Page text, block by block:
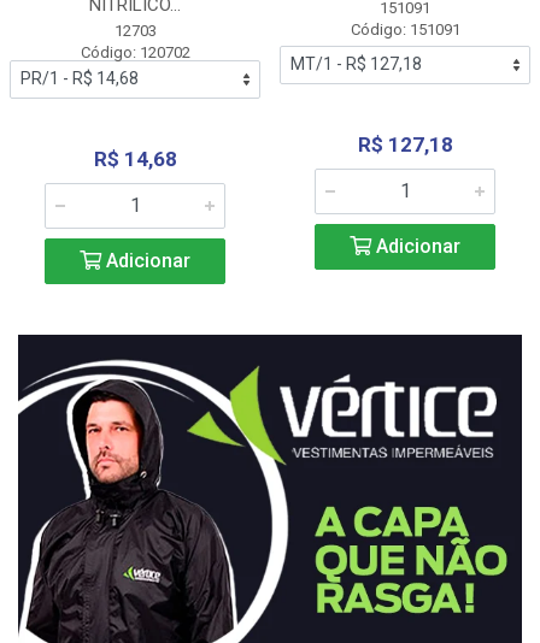
NITRÍLICO...
12703
Código: 120702
R$ 14,68
Adicionar
151091
Código: 151091
R$ 127,18
Adicionar